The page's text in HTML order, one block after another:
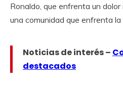
Ronaldo, que enfrenta un
una comunidad que enfrenta la
Noticias de interés –
destacados